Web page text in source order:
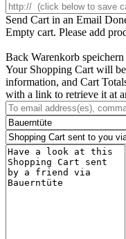
Send Cart in an Email
Empty cart. Please add
Back Warenkorb
Your Shopping Cart will
information, and Cart
with a link to retrieve it at